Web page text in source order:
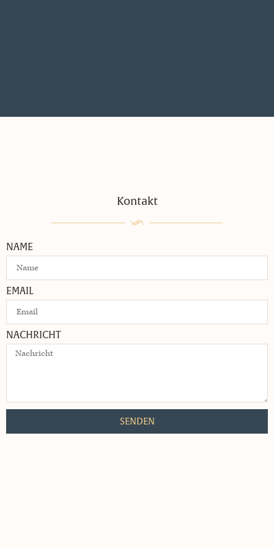
Kontakt
NAME
EMAIL
NACHRICHT
SENDEN